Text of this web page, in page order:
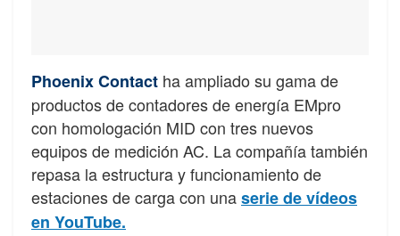
Phoenix Contact ha ampliado su gama de
productos de contadores de energía EMpro
con homologación MID con tres nuevos
equipos de medición AC. La compañía también
repasa la estructura y funcionamiento de
estaciones de carga con unaserie de vídeos
en YouTube.